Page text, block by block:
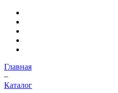
Главная
–
Каталог